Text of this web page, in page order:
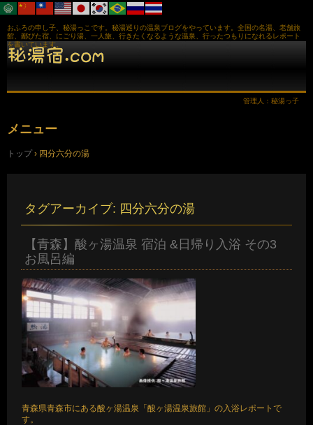
おふろの申し子、秘湯っこです。秘湯巡りの温泉ブログをやっています。全国の名湯、老舗旅
館、鄙びた宿、にごり湯、一人旅、行きたくなるような温泉、行ったつもりになれるレポート
を書いています。
管理人：秘湯っ子
メニュー
ン
トップ › 四分六分の湯
タグアーカイブ: 四分六分の湯
【青森】酸ヶ湯温泉 宿泊 &日帰り入浴 その3
お風呂編
青森県青森市にある酸ヶ湯温泉「酸ヶ湯温泉旅館」の入浴レポートで
す。